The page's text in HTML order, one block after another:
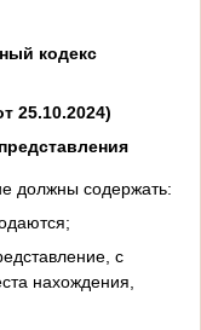
кодекс
25.10.2024)
должны содержать:
с
нахождения,